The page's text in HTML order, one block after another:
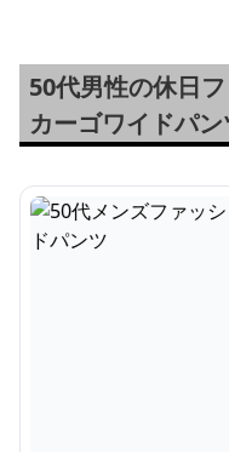
50代男性の休日
カーゴワイドパン